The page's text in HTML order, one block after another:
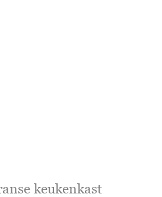
keukenkast